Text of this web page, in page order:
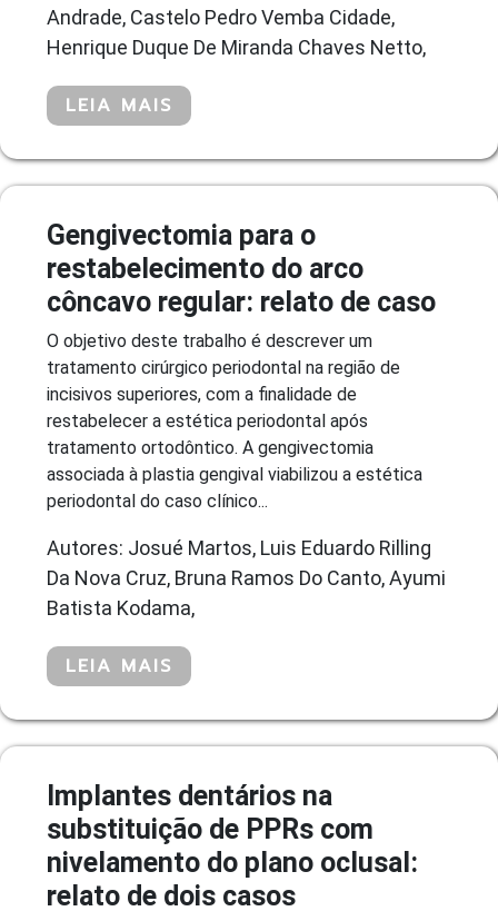
Andrade, Castelo Pedro Vemba Cidade,
Henrique Duque De Miranda Chaves Netto,
LEIA MAIS
Gengivectomia para o
restabelecimento do arco
côncavo regular: relato de caso
O objetivo deste trabalho é descrever um
tratamento cirúrgico periodontal na região de
incisivos superiores, com a finalidade de
restabelecer a estética periodontal após
tratamento ortodôntico. A gengivectomia
associada à plastia gengival viabilizou a estética
periodontal do caso clínico...
Autores: Josué Martos, Luis Eduardo Rilling
Da Nova Cruz, Bruna Ramos Do Canto, Ayumi
Batista Kodama,
LEIA MAIS
Implantes dentários na
substituição de PPRs com
nivelamento do plano oclusal:
relato de dois casos